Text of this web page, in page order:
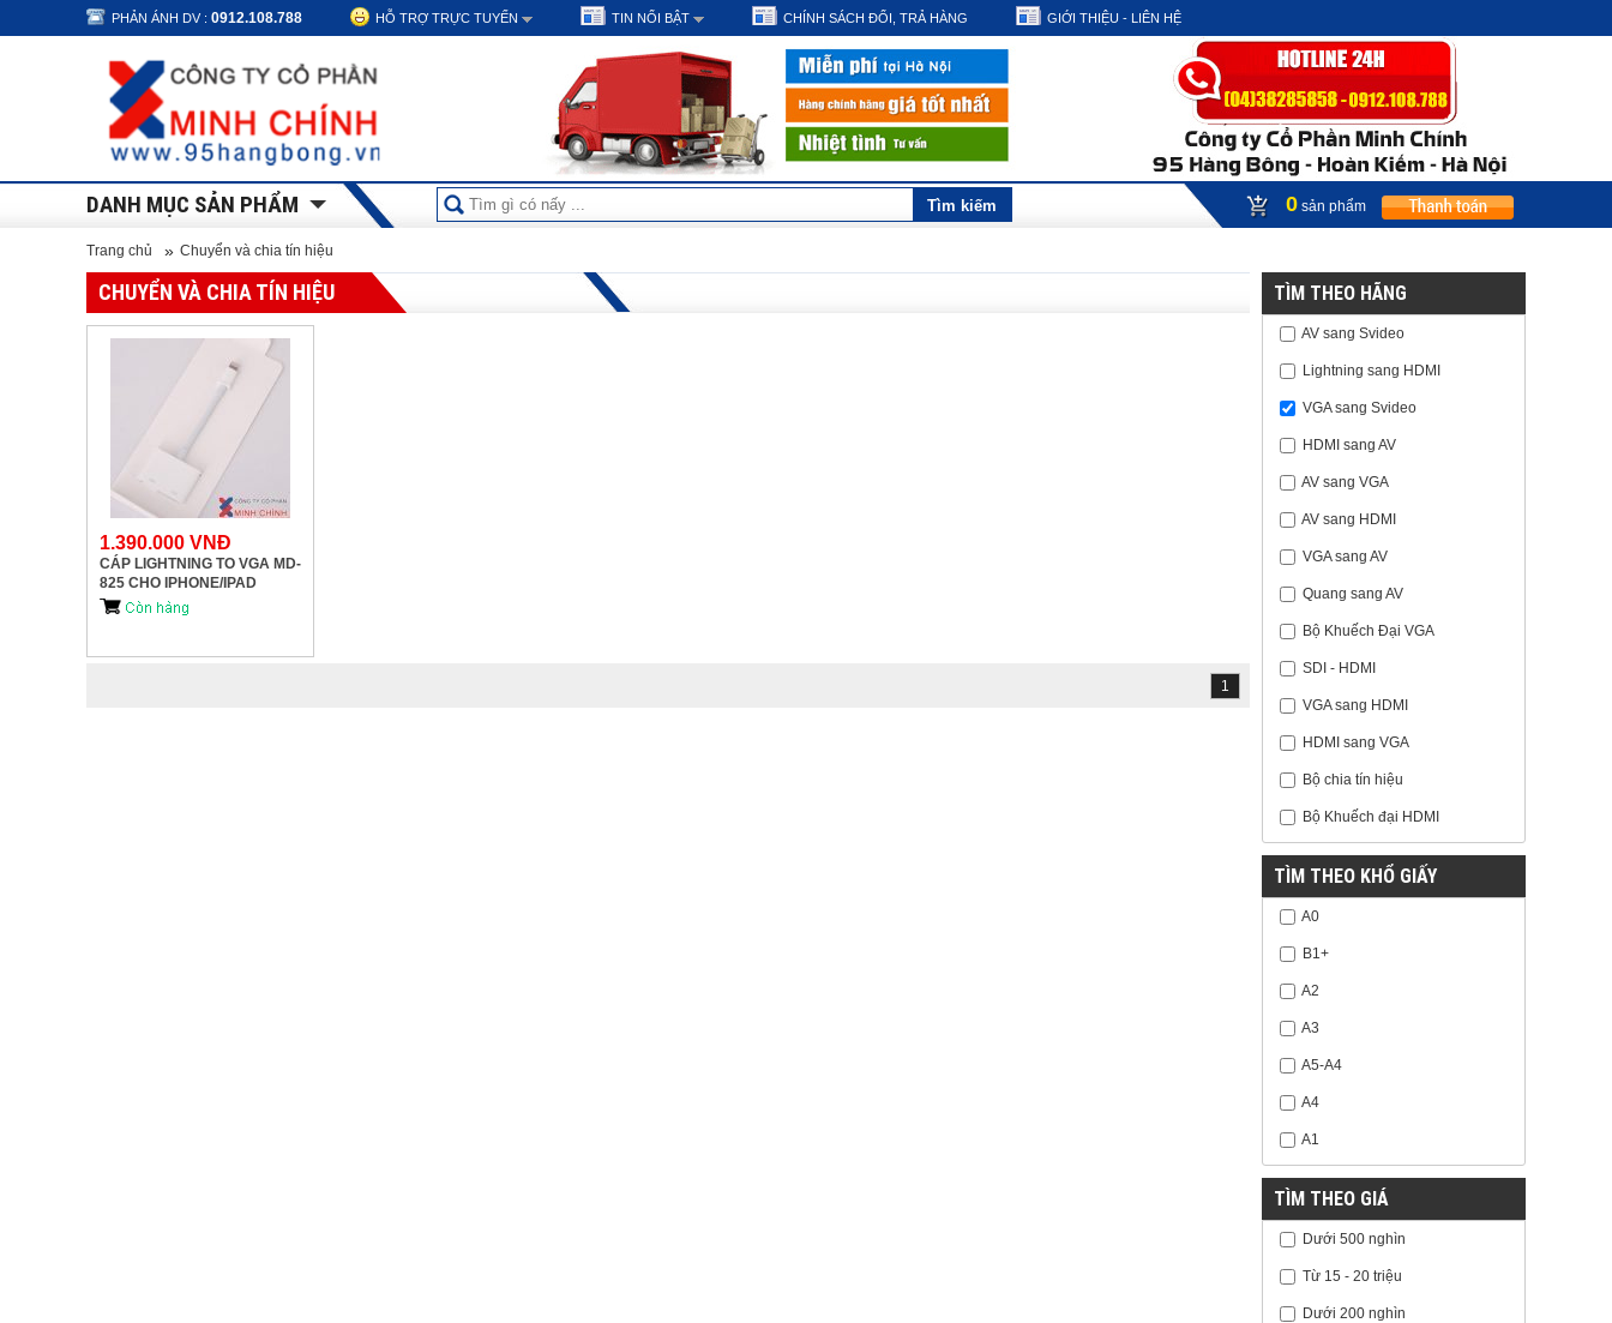
PHẢN ÁNH DV : 0912.108.788 HỖ TRỢ TRỰC TUYẾN TIN NỔI BẬT CHÍNH SÁCH ĐỔI, TRẢ HÀNG GIỚI THIỆU - LIÊN HỆ
DANH MỤC SẢN PHẨM 0 sản phẩm
Trang chủ » Chuyển và chia tín hiệu
CHUYỂN VÀ CHIA TÍN HIỆU
1.390.000 VNĐ
CÁP LIGHTNING TO VGA MD-
825 CHO IPHONE/IPAD
CHÍNH HÃNG APPLE
1
TÌM THEO HÃNG
AV sang Svideo
Lightning sang HDMI
VGA sang Svideo
HDMI sang AV
AV sang VGA
AV sang HDMI
VGA sang AV
Quang sang AV
Bộ Khuếch Đại VGA
SDI - HDMI
VGA sang HDMI
HDMI sang VGA
Bộ chia tín hiệu
Bộ Khuếch đại HDMI
TÌM THEO KHỔ GIẤY
A0
B1+
A2
A3
A5-A4
A4
A1
TÌM THEO GIÁ
Dưới 500 nghìn
Từ 15 - 20 triệu
Dưới 200 nghìn